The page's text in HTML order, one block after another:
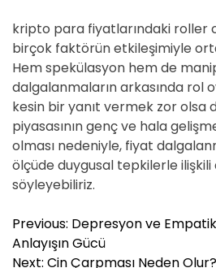
kripto para fiyatlarındaki
birçok faktörün etkileşimiyle
Hem spekülasyon hem de
dalgalanmaların arkasında rol
kesin bir yanıt vermek zor olsa
piyasasının genç ve hala
olması nedeniyle, fiyat
ölçüde duygusal tepkilerle ilişkili
söyleyebiliriz.
Y
a
z
Previous: Depresyon ve Empatik
Anlayışın Gücü
Next: Cin Çarpması Neden Olur?